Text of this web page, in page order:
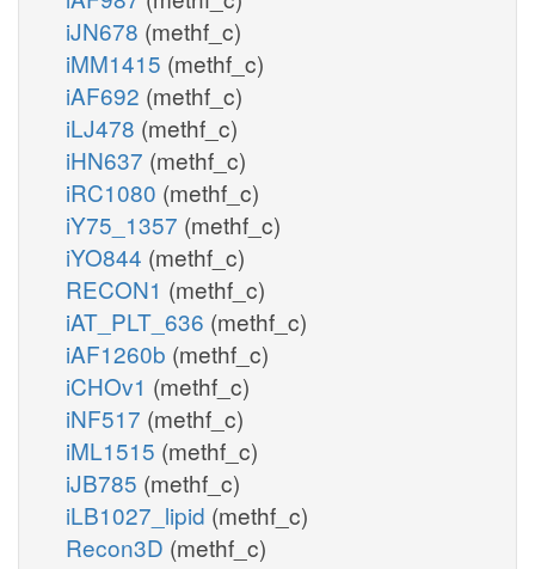
iJN678 (methf_c)
iMM1415 (methf_c)
iAF692 (methf_c)
iLJ478 (methf_c)
iHN637 (methf_c)
iRC1080 (methf_c)
iY75_1357 (methf_c)
iYO844 (methf_c)
RECON1 (methf_c)
iAT_PLT_636 (methf_c)
iAF1260b (methf_c)
iCHOv1 (methf_c)
iNF517 (methf_c)
iML1515 (methf_c)
iJB785 (methf_c)
iLB1027_lipid (methf_c)
Recon3D (methf_c)